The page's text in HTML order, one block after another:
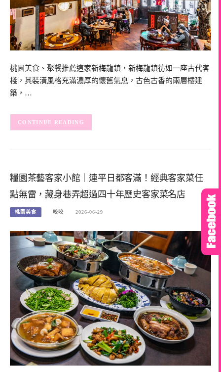
桃園美食、聚餐推薦這家新梅龍鎮，新梅龍鎮彷如一座古代客
棧，其裝潢風格充滿濃厚的懷舊氣息，古色古香的兩層樓建
築，…
CONTINUE READING
糧園茶藝客家小館｜連平日都客滿！經典客家菜任
點無雷，藏身巷弄超過四十年歷史客家菜名店
桃園美食 咬咬 2026-06-29